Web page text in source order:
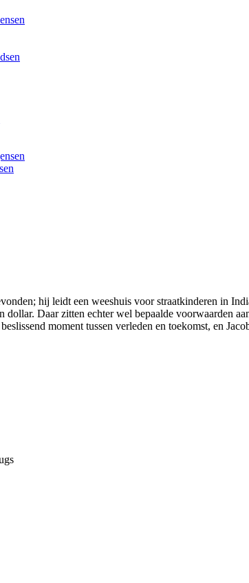
hij leidt een weeshuis voor straatkinderen in
dollar. Daar zitten echter wel bepaalde voorwaarden
moment tussen verleden en toekomst, en